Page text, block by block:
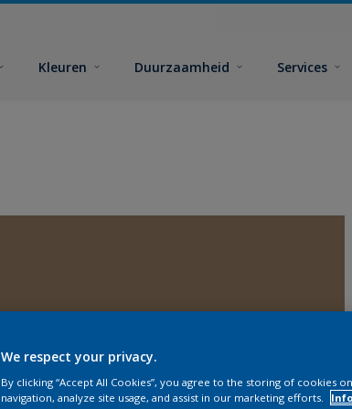
Kleuren Duurzaamheid Services
We respect your privacy.
By clicking “Accept All Cookies”, you agree to the storing of cookies
navigation, analyze site usage, and assist in our marketing efforts.
Info